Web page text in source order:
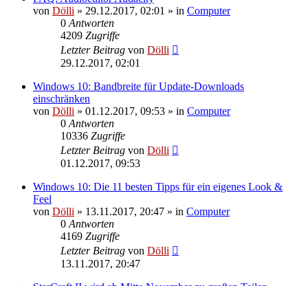
von Dölli » 29.12.2017, 02:01 » in Computer
0 Antworten
4209 Zugriffe
Letzter Beitrag von Dölli
29.12.2017, 02:01
Windows 10: Bandbreite für Update-Downloads
einschränken
von Dölli » 01.12.2017, 09:53 » in Computer
0 Antworten
10336 Zugriffe
Letzter Beitrag von Dölli
01.12.2017, 09:53
Windows 10: Die 11 besten Tipps für ein eigenes Look &
Feel
von Dölli » 13.11.2017, 20:47 » in Computer
0 Antworten
4169 Zugriffe
Letzter Beitrag von Dölli
13.11.2017, 20:47